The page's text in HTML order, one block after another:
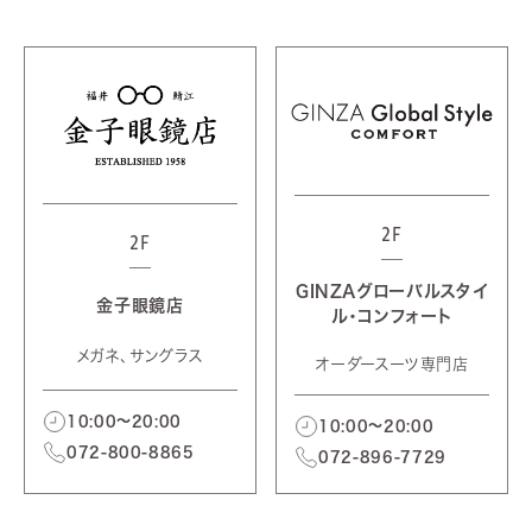
2F
金子眼鏡店
メガネ、サングラス
10:00～20:00
072-800-8865
2F
GINZAグローバルスタイ
ル・コンフォート
オーダースーツ専門店
10:00～20:00
072-896-7729